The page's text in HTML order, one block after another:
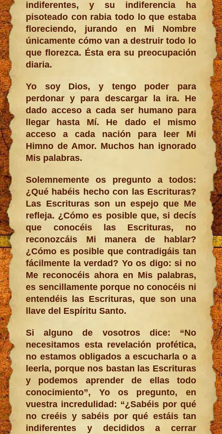
indiferentes, y su indiferencia ha
pisoteado con rabia todo lo que estaba
floreciendo, jurando en Mi Nombre
únicamente cómo van a destruir todo lo
que florezca. Ésta era su preocupación
diaria.
Yo soy Dios, y tengo poder para
perdonar y para descargar la ira. He
dado acceso a cada ser humano para
llegar hasta Mí. He dado el mismo
acceso a cada nación para leer Mi
Himno de Amor. Muchos han ignorado
Mis palabras.
Solemnemente os pregunto a todos:
¿Qué habéis hecho con las Escrituras?
Las Escrituras son un espejo que Me
refleja. ¿Cómo es posible que, si decís
que conocéis las Escrituras, no
reconozcáis Mi manera de hablar?
¿Cómo es posible que contradigáis tan
fácilmente la verdad? Yo os digo: si no
Me reconocéis ahora en Mis palabras,
es sencillamente porque no conocéis ni
entendéis las Escrituras, que son una
llave del Espíritu Santo.
Si alguno de vosotros dice: “No
necesitamos esta revelación profética,
no estamos obligados a escucharla o a
leerla, porque nos bastan las Escrituras
y podemos aprender de ellas todo
conocimiento”, Yo os pregunto, en
vuestra incredulidad: “¿Sabéis por qué
no creéis y sabéis por qué estáis tan
indiferentes y decididos a cerrar